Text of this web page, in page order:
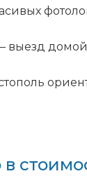
выезд